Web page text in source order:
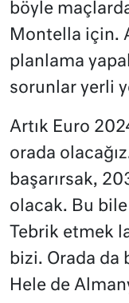
böyle
Montella için.
planlama
sorunlar yerli
Artık Euro
orada
başarırsak,
olacak. Bu
Tebrik etmek
bizi. Orada da
Hele de